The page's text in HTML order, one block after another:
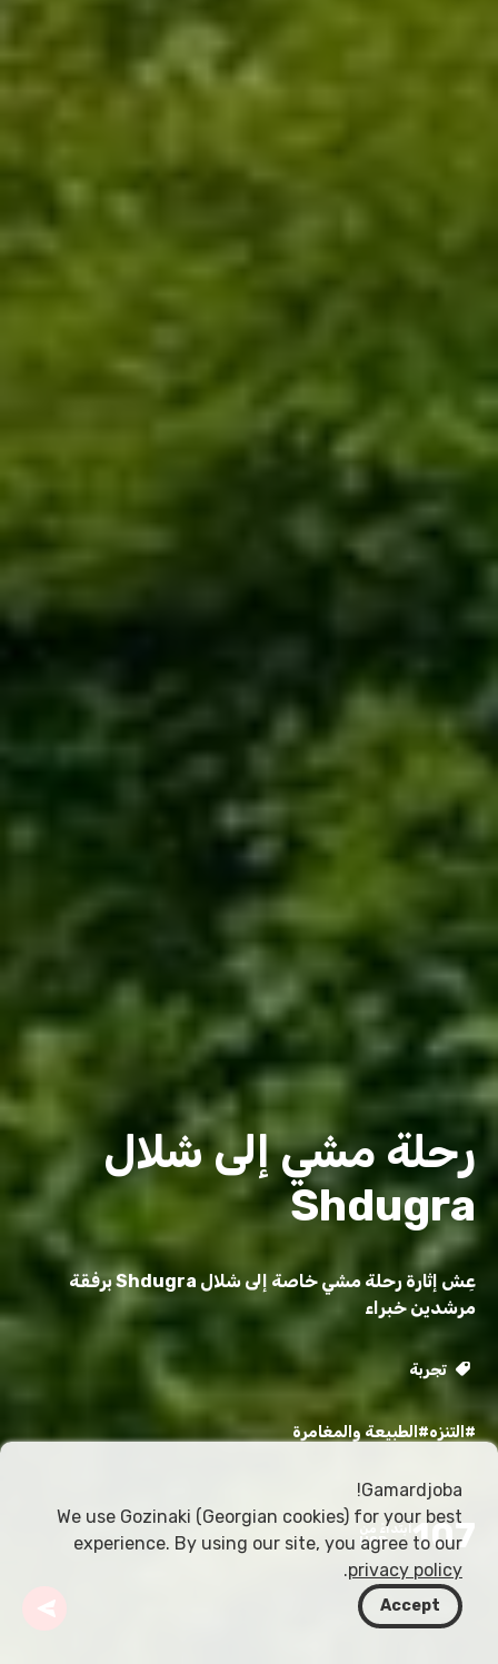
رحلة مشي إلى شلال
Shdugra
عِش إثارة رحلة مشي خاصة إلى شلال Shdugra برفقة
مرشدين خبراء
تجربة
#التنزه#الطبيعة والمغامرة
107ابتداءً من
USD
Gamardjoba!
We use Gozinaki (Georgian cookies) for your best
experience. By using our site, you agree to our
privacy policy
.
Accept